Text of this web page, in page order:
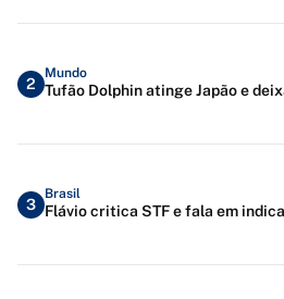
2
Mundo
Tufão Dolphin atinge Japão e
3
Brasil
Flávio critica STF e fala em